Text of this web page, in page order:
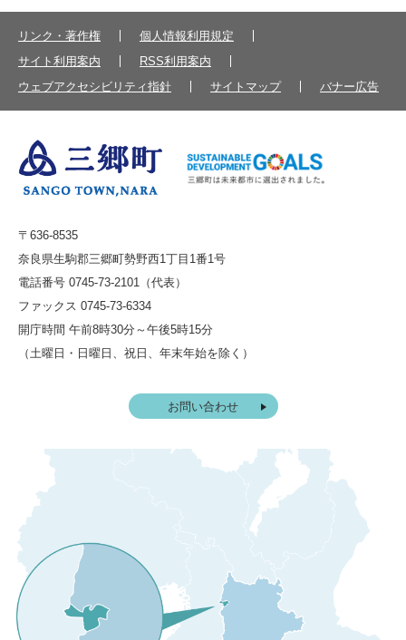
リンク・著作権
個人情報利用規定
サイト利用案内
RSS利用案内
ウェブアクセシビリティ指針
サイトマップ バナー広告
〒636-8535
奈良県生駒郡三郷町勢野西1丁目1番1号
電話番号 0745-73-2101（代表）
ファックス 0745-73-6334
開庁時間 午前8時30分～午後5時15分
（土曜日・日曜日、祝日、年末年始を除く）
お問い合わせ